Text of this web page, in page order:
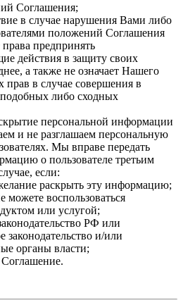
Соглашения;
в случае нарушения Вами либо
положений Соглашения
предпринять
действия в защиту своих
а также не означает Нашего
прав в случае совершения в
либо сходных
персональной информации
и не разглашаем персональную
Мы вправе передать
о пользователе третьим
если:
раскрыть эту информацию;
можете воспользоваться
или услугой;
РФ или
законодательство и/или
органы власти;